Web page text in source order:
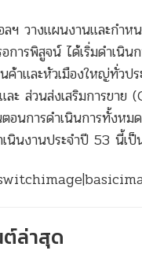
ฯ วางแผนงานและกำ
อการพิสูจน์ ได้เริ่มดำ
ค้าและหัวเมืองใหญ่ทั่ว
ส่วนส่งเสริมการขาย
นการดำเนินการทั้งหม
นินงานประจำปี 53 นี้เป็
ต์ล่าสุด